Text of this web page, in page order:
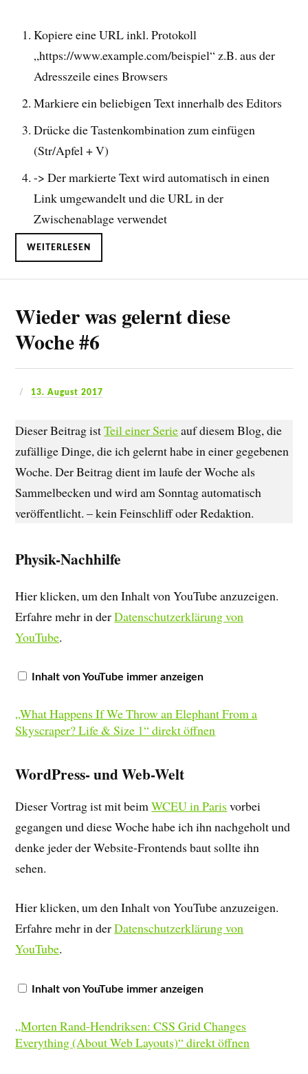
Kopiere eine URL inkl. Protokoll
„https://www.example.com/beispiel“ z.B. aus der
Adresszeile eines Browsers
Markiere ein beliebigen Text innerhalb des Editors
Drücke die Tastenkombination zum einfügen
(Str/Apfel + V)
-> Der markierte Text wird automatisch in einen
Link umgewandelt und die URL in der
Zwischenablage verwendet
WEITERLESEN
Wieder was gelernt diese
Woche #6
13. August 2017
Dieser Beitrag istTeil einer Serieauf diesem Blog, die
zufällige Dinge, die ich gelernt habe in einer gegebenen
Woche. Der Beitrag dient im laufe der Woche als
Sammelbecken und wird am Sonntag automatisch
veröffentlicht. – kein Feinschliff oder Redaktion.
Physik-Nachhilfe
Hier klicken, um den Inhalt von YouTube anzuzeigen.
Erfahre mehr in derDatenschutzerklärung von
YouTube.
Inhalt von YouTube immer anzeigen
„What Happens If We Throw an Elephant From a
Skyscraper? Life & Size 1“ direkt öffnen
WordPress- und Web-Welt
Dieser Vortrag ist mit beimWCEU in Parisvorbei
gegangen und diese Woche habe ich ihn nachgeholt und
denke jeder der Website-Frontends baut sollte ihn
sehen.
Hier klicken, um den Inhalt von YouTube anzuzeigen.
Erfahre mehr in derDatenschutzerklärung von
YouTube.
Inhalt von YouTube immer anzeigen
„Morten Rand-Hendriksen: CSS Grid Changes
Everything (About Web Layouts)“ direkt öffnen